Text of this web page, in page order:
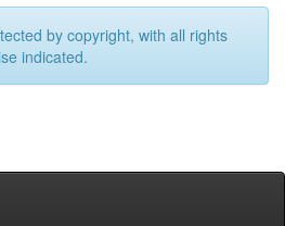
by copyright, with all rights
indicated.